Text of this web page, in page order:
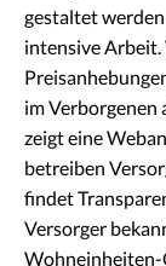
gestaltet
intensive Arbeit.
im Verborgenen
zeigt eine
betreiben
findet
Versorger
Wohneinheiten-